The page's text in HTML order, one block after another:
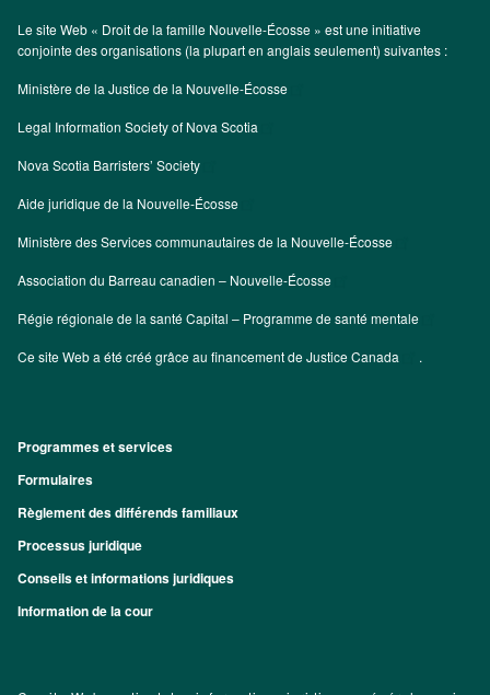
Le site Web « Droit de la famille Nouvelle-Écosse » est une initiative
conjointe des organisations (la plupart en anglais seulement) suivantes :
Ministère de la Justice de la Nouvelle-Écosse
Legal Information Society of Nova Scotia
Nova Scotia Barristers’ Society
Aide juridique de la Nouvelle-Écosse
Ministère des Services communautaires de la Nouvelle-Écosse
Association du Barreau canadien – Nouvelle-Écosse
Régie régionale de la santé Capital – Programme de santé mentale
Ce site Web a été créé grâce au financement deJustice Canada .
Footer
Programmes et services
Formulaires
Règlement des différends familiaux
Processus juridique
Conseils et informations juridiques
Information de la cour